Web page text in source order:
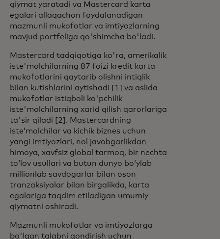
qiymat yaratadi va Mastercard karta
egalari allaqachon foydalanadigan
mazmunli mukofotlar va imtiyozlarning
mavjud portfeliga qo'shimcha bo'ladi.
Mastercard tadqiqotiga ko'ra, amerikalik
iste'molchilarning 87 foizi kredit karta
mukofotlarini qaytarib olishni intiqlik
bilan kutishlarini aytishadi [1] va aslida
mukofotlar istiqboli ko'pchilik
iste'molchilarning xarid qilish qarorlariga
ta'sir qiladi [2]. Mastercardning
isteʼmolchilar va kichik biznes uchun
yangi imtiyozlari, nol javobgarlikdan
himoya, xavfsiz global tarmoq, bir nechta
toʻlov usullari va butun dunyo boʻylab
millionlab savdogarlar bilan oson
tranzaksiyalar bilan birgalikda, karta
egalariga taqdim etiladigan umumiy
qiymatni oshiradi.
Mazmunli mukofotlar va imtiyozlarga
bo'lgan talabni qondirish uchun